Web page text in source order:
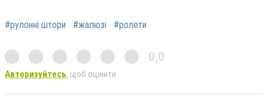
#рулонні штори #жалюзі #ролети
0,0
Авторизуйтесь, щоб оцінити